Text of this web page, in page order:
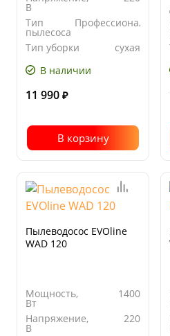
В
Тип
пылесоса
Профессиональный
Тип уборки
сухая
В наличии
11 990 ₽
В корзину
Пылеводосос EVOline
WAD 120
Мощность,
Вт
1400
Напряжение,
В
220